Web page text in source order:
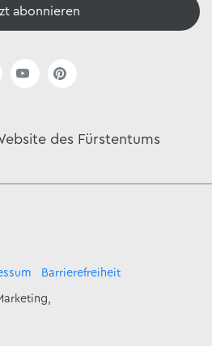
abonnieren
des Fürstentums
Barrierefreiheit